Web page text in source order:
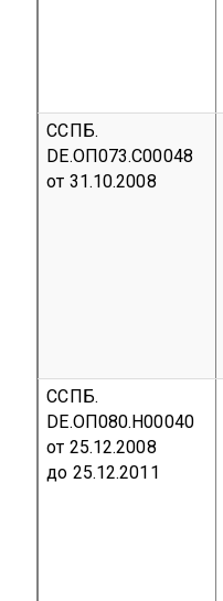
ССПБ.
DE.ОП073.С00048
от 31.10.2008
ССПБ.
DE.ОП080.Н00040
от 25.12.2008
до 25.12.2011